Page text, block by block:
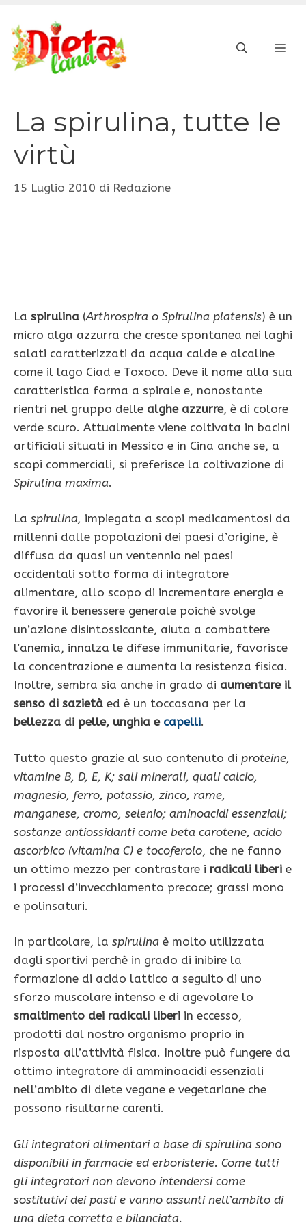
contenuto
La spirulina, tutte le
virtù
15 Luglio 2010 di Redazione
La spirulina (Arthrospira o Spirulina platensis) è un
micro alga azzurra che cresce spontanea nei laghi
salati caratterizzati da acqua calde e alcaline
come il lago Ciad e Toxoco. Deve il nome alla sua
caratteristica forma a spirale e, nonostante
rientri nel gruppo delle alghe azzurre, è di colore
verde scuro. Attualmente viene coltivata in bacini
artificiali situati in Messico e in Cina anche se, a
scopi commerciali, si preferisce la coltivazione di
Spirulina maxima.
La spirulina, impiegata a scopi medicamentosi da
millenni dalle popolazioni dei paesi d’origine, è
diffusa da quasi un ventennio nei paesi
occidentali sotto forma di integratore
alimentare, allo scopo di incrementare energia e
favorire il benessere generale poichè svolge
un’azione disintossicante, aiuta a combattere
l’anemia, innalza le difese immunitarie, favorisce
la concentrazione e aumenta la resistenza fisica.
Inoltre, sembra sia anche in grado di aumentare il
senso di sazietà ed è un toccasana per la
bellezza di pelle, unghia e capelli.
Tutto questo grazie al suo contenuto di proteine,
vitamine B, D, E, K; sali minerali, quali calcio,
magnesio, ferro, potassio, zinco, rame,
manganese, cromo, selenio; aminoacidi essenziali;
sostanze antiossidanti come beta carotene, acido
ascorbico (vitamina C) e tocoferolo, che ne fanno
un ottimo mezzo per contrastare i radicali liberi e
i processi d’invecchiamento precoce; grassi mono
e polinsaturi.
In particolare, la spirulina è molto utilizzata
dagli sportivi perchè in grado di inibire la
formazione di acido lattico a seguito di uno
sforzo muscolare intenso e di agevolare lo
smaltimento dei radicali liberi in eccesso,
prodotti dal nostro organismo proprio in
risposta all’attività fisica. Inoltre può fungere da
ottimo integratore di amminoacidi essenziali
nell’ambito di diete vegane e vegetariane che
possono risultarne carenti.
Gli integratori alimentari a base di spirulina sono
disponibili in farmacie ed erboristerie. Come tutti
gli integratori non devono intendersi come
sostitutivi dei pasti e vanno assunti nell’ambito di
una dieta corretta e bilanciata.